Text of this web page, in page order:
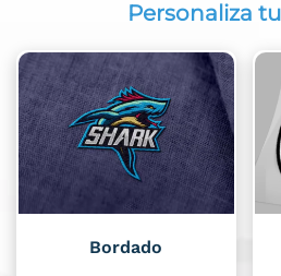
Personaliza
DTF